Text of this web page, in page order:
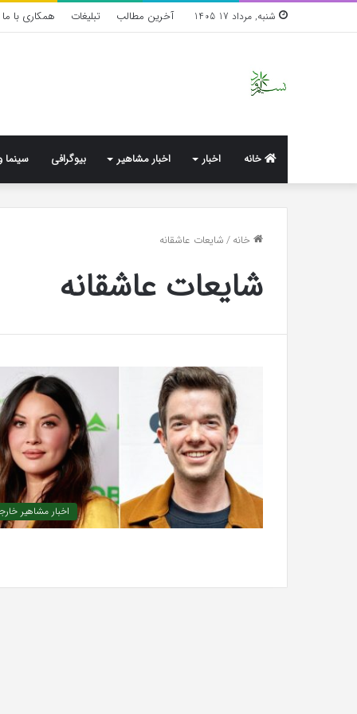
شنبه, مرداد 17 1405 آخرین مطالب تبلیغات همکاری با ما
خانه اخبار اخبار مشاهیر بیوگرافی سینما
خانه/شایعات عاشقانه
شایعات عاشقانه
اخبار مشاهیر